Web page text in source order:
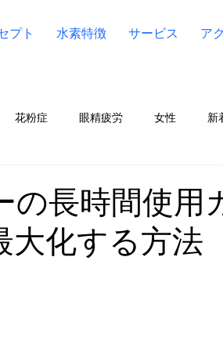
プト 水素特徴 サービス ア
花粉症 眼精疲労 女性 新
の長時間使用
大化する方法